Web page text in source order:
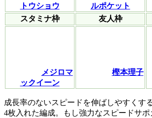
トウショウ
ルポケット
スタミナ枠
友人枠
メジロマ
ックイーン
樫本理子
成長率のないスピードを伸ばしやすくす
4枚入れた編成。もし強力なスピードサ